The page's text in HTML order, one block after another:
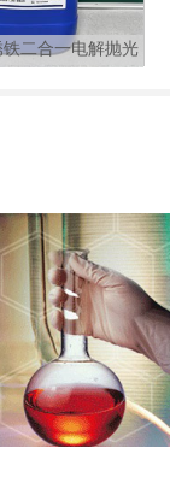
二合一电解抛光